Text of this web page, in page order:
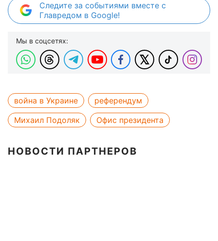
Следите за событиями вместе с
Главредом в Google!
Мы в соцсетях:
война в Украине
референдум
Михаил Подоляк
Офис президента
НОВОСТИ ПАРТНЕРОВ